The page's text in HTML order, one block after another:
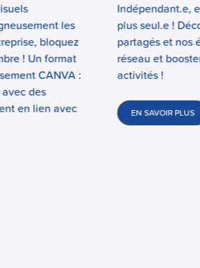
les
bloquez
! Un format
CANVA :
des
en lien avec
Indépendant.e,
plus seul.e !
partagés et nos
réseau et
activités !
EN SAVOIR PLUS